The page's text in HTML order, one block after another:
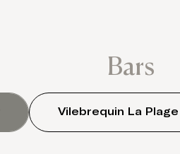
Bars
Vilebrequin La